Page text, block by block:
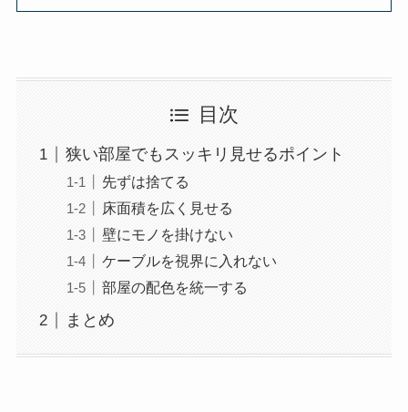
目次
狭い部屋でもスッキリ見せるポイント
先ずは捨てる
床面積を広く見せる
壁にモノを掛けない
ケーブルを視界に入れない
部屋の配色を統一する
まとめ